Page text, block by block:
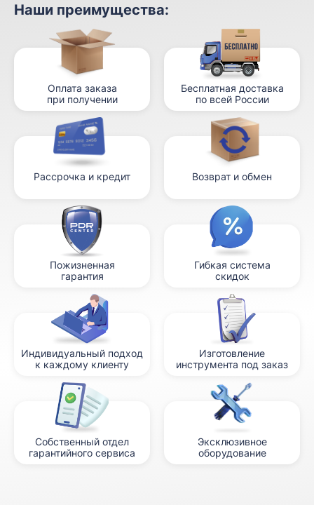
Наши преимущества:
Оплата заказа
при получении
Бесплатная доставка
по всей России
Рассрочка и кредит Возврат и обмен
Пожизненная
гарантия
Гибкая система
скидок
Индивидуальный подход
к каждому клиенту
Изготовление
инструмента под заказ
Собственный отдел
гарантийного сервиса
Эксклюзивное
оборудование